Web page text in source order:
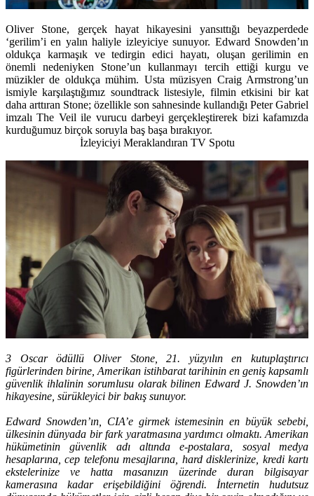
Oliver Stone, gerçek hayat hikayesini yansıttığı beyazperdede
‘gerilim’i en yalın haliyle izleyiciye sunuyor. Edward Snowden’ın
oldukça karmaşık ve tedirgin edici hayatı, oluşan gerilimin en
önemli nedeniyken Stone’un kullanmayı tercih ettiği kurgu ve
müzikler de oldukça mühim. Usta müzisyen Craig Armstrong’un
ismiyle karşılaştığımız soundtrack listesiyle, filmin etkisini bir kat
daha arttıran Stone; özellikle son sahnesinde kullandığı Peter Gabriel
imzalı The Veil ile vurucu darbeyi gerçekleştirerek bizi kafamızda
kurduğumuz birçok soruyla baş başa bırakıyor.
İzleyiciyi Meraklandıran TV Spotu
3 Oscar ödüllü Oliver Stone, 21. yüzyılın en kutuplaştırıcı
figürlerinden birine, Amerikan istihbarat tarihinin en geniş kapsamlı
güvenlik ihlalinin sorumlusu olarak bilinen Edward J. Snowden’ın
hikayesine, sürükleyici bir bakış sunuyor.
Edward Snowden’ın, CIA’e girmek istemesinin en büyük sebebi,
ülkesinin dünyada bir fark yaratmasına yardımcı olmaktı. Amerikan
hükümetinin güvenlik adı altında e-postalara, sosyal medya
hesaplarına, cep telefonu mesajlarına, hard disklerinize, kredi kartı
ekstelerinize ve hatta masanızın üzerinde duran bilgisayar
kamerasına kadar erişebildiğini öğrendi. İnternetin hudutsuz